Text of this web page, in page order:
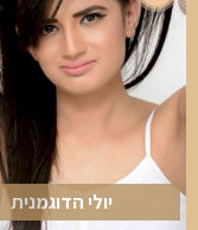
יולי הדוגמנית